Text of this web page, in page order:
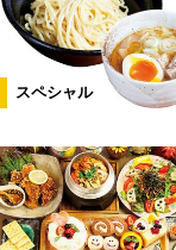
田村市
北塩原村
山形県
富山県
スペシャル